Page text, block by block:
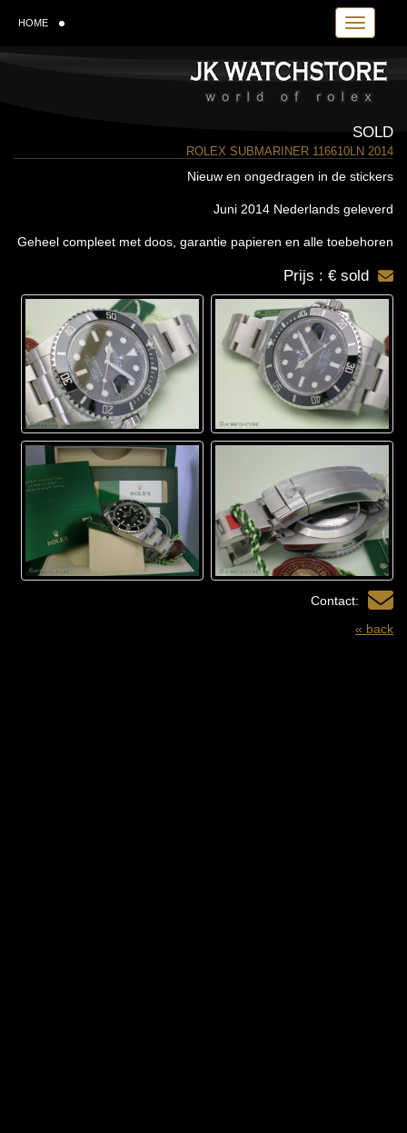
Toggle
HOME
SOLD
ROLEX SUBMARINER 116610LN 2014
Nieuw en ongedragen in de stickers
Juni 2014 Nederlands geleverd
Geheel compleet met doos, garantie papieren en alle toebehoren
Prijs : € sold
Contact:
« back